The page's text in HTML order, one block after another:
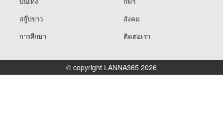
สกู๊ปข่าว
สังคม
การศึกษา
ติดต่อเรา
© copyright LANNA365 2026